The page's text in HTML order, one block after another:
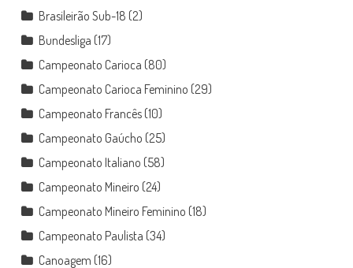
Brasileirão Sub-18 (2)
Bundesliga (17)
Campeonato Carioca (80)
Campeonato Carioca Feminino (29)
Campeonato Francês(10)
Campeonato Gaúcho (25)
Campeonato Italiano (58)
Campeonato Mineiro (24)
Campeonato Mineiro Feminino (18)
Campeonato Paulista (34)
Canoagem (16)